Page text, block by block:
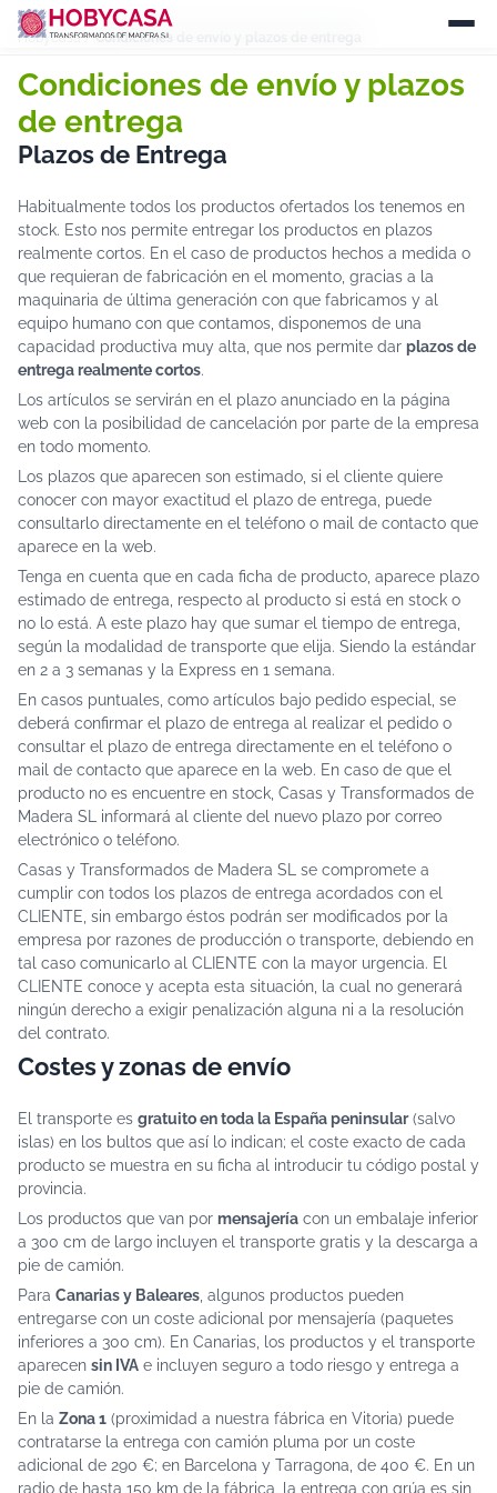
Hobycasa/Condiciones de envío y plazos de entrega
Condiciones de envío y plazos
de entrega
Plazos de Entrega
Habitualmente todos los productos ofertados los tenemos en
stock. Esto nos permite entregar los productos en plazos
realmente cortos. En el caso de productos hechos a medida o
que requieran de fabricación en el momento, gracias a la
maquinaria de última generación con que fabricamos y al
equipo humano con que contamos, disponemos de una
capacidad productiva muy alta, que nos permite dar plazos de
entrega realmente cortos.
Los artículos se servirán en el plazo anunciado en la página
web con la posibilidad de cancelación por parte de la empresa
en todo momento.
Los plazos que aparecen son estimado, si el cliente quiere
conocer con mayor exactitud el plazo de entrega, puede
consultarlo directamente en el teléfono o mail de contacto que
aparece en la web.
Tenga en cuenta que en cada ficha de producto, aparece plazo
estimado de entrega, respecto al producto si está en stock o
no lo está. A este plazo hay que sumar el tiempo de entrega,
según la modalidad de transporte que elija. Siendo la estándar
en 2 a 3 semanas y la Express en 1 semana.
En casos puntuales, como artículos bajo pedido especial, se
deberá confirmar el plazo de entrega al realizar el pedido o
consultar el plazo de entrega directamente en el teléfono o
mail de contacto que aparece en la web. En caso de que el
producto no es encuentre en stock, Casas y Transformados de
Madera SL informará al cliente del nuevo plazo por correo
electrónico o teléfono.
Casas y Transformados de Madera SL se compromete a
cumplir con todos los plazos de entrega acordados con el
CLIENTE, sin embargo éstos podrán ser modificados por la
empresa por razones de producción o transporte, debiendo en
tal caso comunicarlo al CLIENTE con la mayor urgencia. El
CLIENTE conoce y acepta esta situación, la cual no generará
ningún derecho a exigir penalización alguna ni a la resolución
del contrato.
Costes y zonas de envío
El transporte es gratuito en toda la España peninsular(salvo
islas) en los bultos que así lo indican; el coste exacto de cada
producto se muestra en su ficha al introducir tu código postal y
provincia.
Los productos que van por mensajería con un embalaje inferior
a 300 cm de largo incluyen el transporte gratis y la descarga a
pie de camión.
Para Canarias y Baleares , algunos productos pueden
entregarse con un coste adicional por mensajería (paquetes
inferiores a 300 cm). En Canarias, los productos y el transporte
aparecen sin IVA e incluyen seguro a todo riesgo y entrega a
pie de camión.
En la Zona 1 (proximidad a nuestra fábrica en Vitoria) puede
contratarse la entrega con camión pluma por un coste
adicional de 290 €; en Barcelona y Tarragona, de 400 €. En un
radio de hasta 150 km de la fábrica, la entrega con grúa es sin